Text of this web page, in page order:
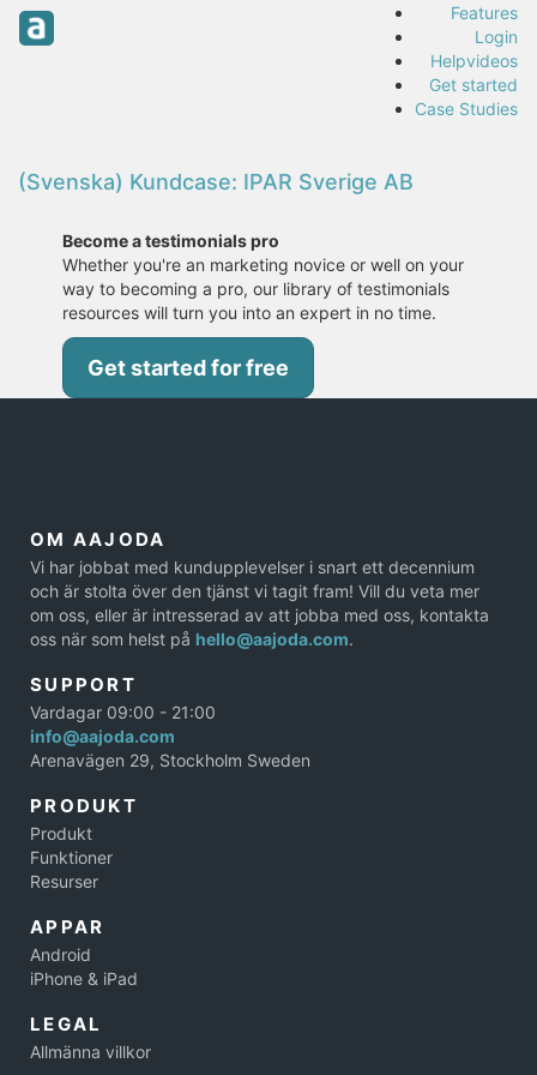
Features
Login
Helpvideos
Get started
Case Studies
(Svenska) Kundcase: IPAR Sverige AB
Become a testimonials pro
Whether you're an marketing novice or well on your
way to becoming a pro, our library of testimonials
resources will turn you into an expert in no time.
Get started for free
OM AAJODA
Vi har jobbat med kundupplevelser i snart ett decennium
och är stolta över den tjänst vi tagit fram! Vill du veta mer
om oss, eller är intresserad av att jobba med oss, kontakta
oss när som helst på hello@aajoda.com.
SUPPORT
Vardagar 09:00 - 21:00
info@aajoda.com
Arenavägen 29, Stockholm Sweden
PRODUKT
Produkt
Funktioner
Resurser
APPAR
Android
iPhone & iPad
LEGAL
Allmänna villkor